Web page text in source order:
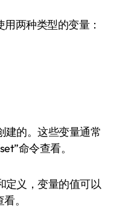
两种类型的变量：
建的。这些变量通常
命令查看。
定义，变量的值可以
。